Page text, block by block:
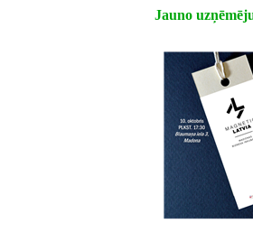
Jauno